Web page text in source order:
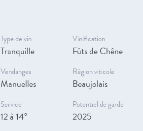
Type de vin
Tranquille
Vinification
Fûts de Chêne
Vendanges
Manuelles
Région viticole
Beaujolais
Service
12 à 14°
Potentiel de garde
2025